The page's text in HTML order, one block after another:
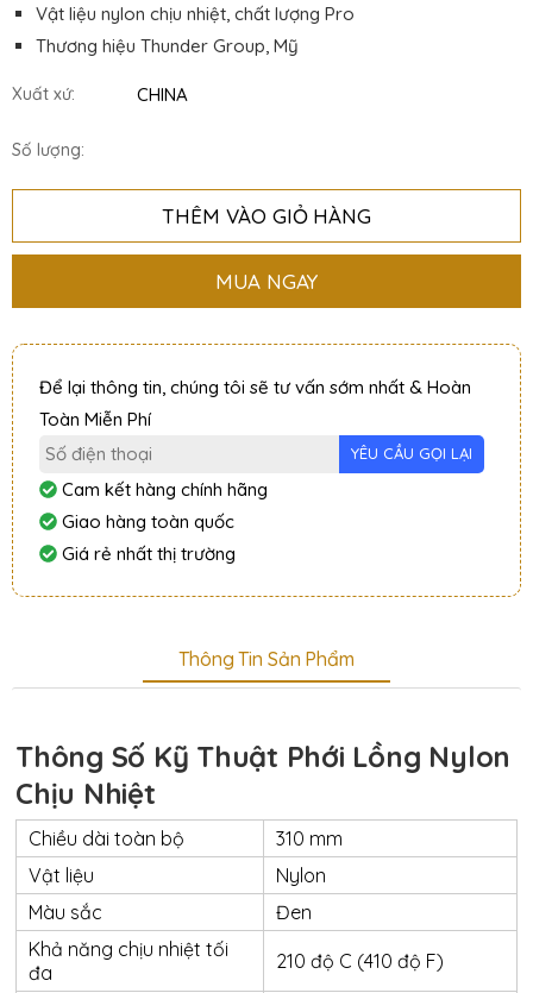
Vật liệu nylon chịu nhiệt, chất lượng Pro
Thương hiệu Thunder Group, Mỹ
Xuất xứ: CHINA
Số lượng:
THÊM VÀO GIỎ HÀNG
MUA NGAY
Để lại thông tin, chúng tôi sẽ tư vấn sớm nhất & Hoàn
Toàn Miễn Phí
Cam kết hàng chính hãng
Giao hàng toàn quốc
Giá rẻ nhất thị trường
Thông Tin Sản Phẩm
Thông Số Kỹ Thuật Phới Lồng Nylon
Chịu Nhiệt
Chiều dài toàn bộ
310 mm
Vật liệu
Nylon
Màu sắc
Đen
Khả năng chịu nhiệt tối
đa
210 độ C (410 độ F)